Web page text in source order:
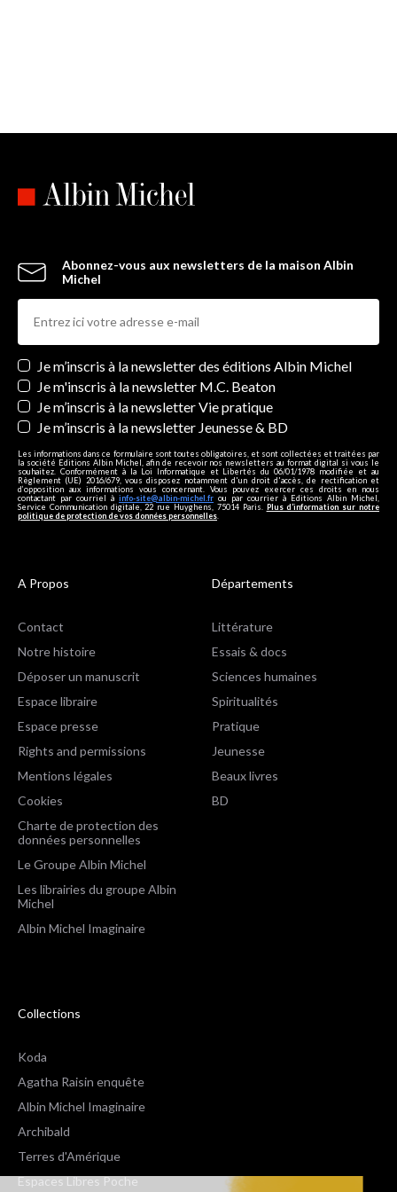
Abonnez-vous aux newsletters de la maison Albin
Michel
Newsletters
Je m’inscris à la newsletter des éditions Albin Michel
Je m'inscris à la newsletter M.C. Beaton
Je m’inscris à la newsletter Vie pratique
Je m’inscris à la newsletter Jeunesse & BD
Les informations dans ce formulaire sont toutes obligatoires, et sont collectées et traitées par
la société Editions Albin Michel, afin de recevoir nos newsletters au format digital si vous le
souhaitez. Conformément à la Loi Informatique et Libertés du 06/01/1978 modifiée et au
Règlement (UE) 2016/679, vous disposez notamment d'un droit d'accès, de rectification et
d’opposition aux informations vous concernant. Vous pouvez exercer ces droits en nous
contactant par courriel à info-site@albin-michel.fr ou par courrier à Editions Albin Michel,
Service Communication digitale, 22 rue Huyghens, 75014 Paris. Plus d’information sur notre
politique de protection de vos données personnelles
A Propos
Contact
Notre histoire
Déposer un manuscrit
Espace libraire
Espace presse
Rights and permissions
Mentions légales
Cookies
Charte de protection des
données personnelles
Le Groupe Albin Michel
Les librairies du groupe Albin
Michel
Albin Michel Imaginaire
Départements
Littérature
Essais & docs
Sciences humaines
Spiritualités
Pratique
Jeunesse
Beaux livres
BD
Collections
Koda
Agatha Raisin enquête
Albin Michel Imaginaire
Archibald
Terres d'Amérique
Espaces Libres Poche